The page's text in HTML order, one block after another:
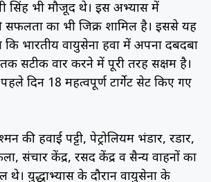
सिंह भी मौजूद थे। इस अभ्यास में
सफलता का भी जिक्र शामिल है। इससे यह
कि भारतीय वायुसेना हवा में अपना दबदबा
सटीक वार करने में पूरी तरह सक्षम है।
दिन 18 महत्वपूर्ण टार्गेट सेट किए गए
की हवाई पट्टी, पेट्रोलियम भंडार, रडार,
संचार केंद्र, रसद केंद्र व सैन्य वाहनों का
थे। युद्धाभ्यास के दौरान वायुसेना के